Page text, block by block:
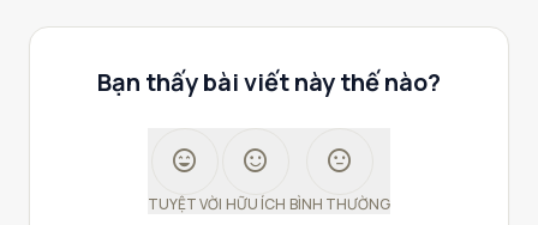
Bạn thấy bài viết này thế nào?
sentiment_very_satisfied
TUYỆT VỜI
sentiment_satisfied
HỮU ÍCH
sentiment_neutral
BÌNH THƯỜNG